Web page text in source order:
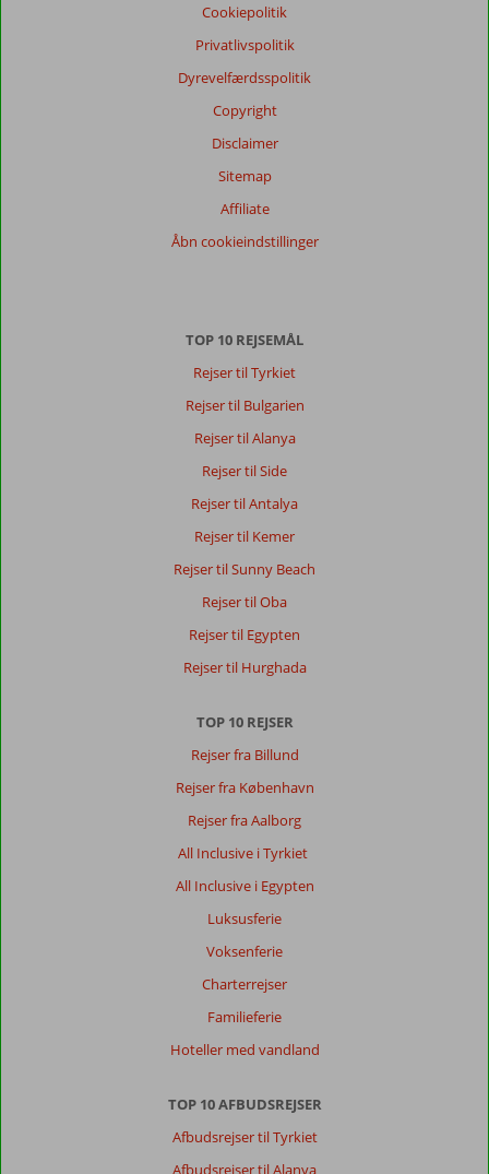
Cookiepolitik
Privatlivspolitik
Dyrevelfærdsspolitik
Copyright
Disclaimer
Sitemap
Affiliate
Åbn cookieindstillinger
TOP 10 REJSEMÅL
Rejser til Tyrkiet
Rejser til Bulgarien
Rejser til Alanya
Rejser til Side
Rejser til Antalya
Rejser til Kemer
Rejser til Sunny Beach
Rejser til Oba
Rejser til Egypten
Rejser til Hurghada
TOP 10 REJSER
Rejser fra Billund
Rejser fra København
Rejser fra Aalborg
All Inclusive i Tyrkiet
All Inclusive i Egypten
Luksusferie
Voksenferie
Charterrejser
Familieferie
Hoteller med vandland
TOP 10 AFBUDSREJSER
Afbudsrejser til Tyrkiet
Afbudsrejser til Alanya